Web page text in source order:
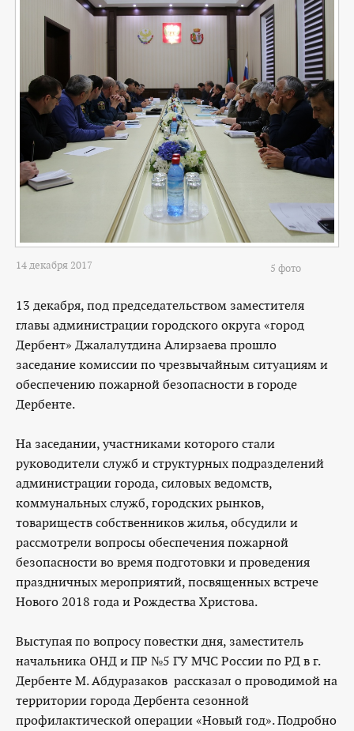
14 декабря 2017 5 фото
13 декабря, под председательством заместителя
главы администрации городского округа «город
Дербент» Джалалутдина Алирзаева прошло
заседание комиссии по чрезвычайным ситуациям и
обеспечению пожарной безопасности в городе
Дербенте.
На заседании, участниками которого стали
руководители служб и структурных подразделений
администрации города, силовых ведомств,
коммунальных служб, городских рынков,
товариществ собственников жилья, обсудили и
рассмотрели вопросы обеспечения пожарной
безопасности во время подготовки и проведения
праздничных мероприятий, посвященных встрече
Нового 2018 года и Рождества Христова.
Выступая по вопросу повестки дня, заместитель
начальника ОНД и ПР №5 ГУ МЧС России по РД в г.
Дербенте М. Абдуразаков рассказал о проводимой на
территории города Дербента сезонной
профилактической операции «Новый год». Подробно